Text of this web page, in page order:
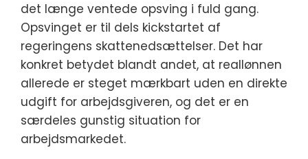
det længe ventede opsving i fuld gang.
Opsvinget er til dels kickstartet af
regeringens skattenedsættelser. Det har
konkret betydet blandt andet, at reallønnen
allerede er steget mærkbart uden en direkte
udgift for arbejdsgiveren, og det er en
særdeles gunstig situation for
arbejdsmarkedet.